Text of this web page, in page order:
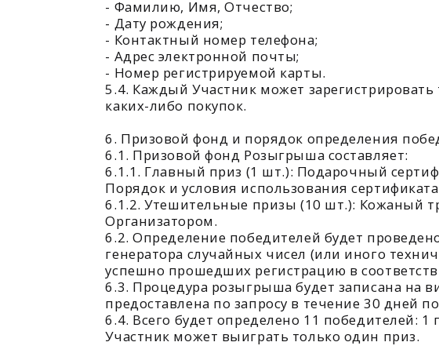
6. Призовой фонд и порядок определения победителей
6.1. Призовой фонд Розыгрыша составляет:
6.1.1. Главный приз (1 шт.): Подарочный сертификат
Порядок и условия использования сертификата
6.1.2. Утешительные призы (10 шт.): Кожаный тревел-
Организатором.
6.2. Определение победителей будет проведено 14
успешно прошедших регистрацию в соответствии с п.
6.3. Процедура розыгрыша будет записана на видео
предоставлена по запросу в течение 30 дней после
6.4. Всего будет определено 11 победителей: 1
Участник может выиграть только один приз.
7. Порядок вручения призов
7.1. Информация о победителях (в виде никнеймов в
@premiumtravelatelier в течение 3 (трех) рабочих
7.2. Организатор самостоятельно свяжется с каждым
указанным при регистрации, для согласования
7.3. Призы передаются победителям лично или
зарегистрированной карты лояльности и
указанному победителем.
7.4. Для получения приза победитель должен в